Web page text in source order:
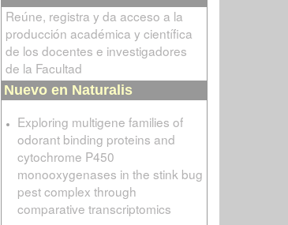
Reúne, registra y da acceso a la
producción académica y científica
de los docentes e investigadores
de la Facultad
Nuevo en Naturalis
Exploring multigene families of
odorant binding proteins and
cytochrome P450
monooxygenases in the stink bug
pest complex through
comparative transcriptomics